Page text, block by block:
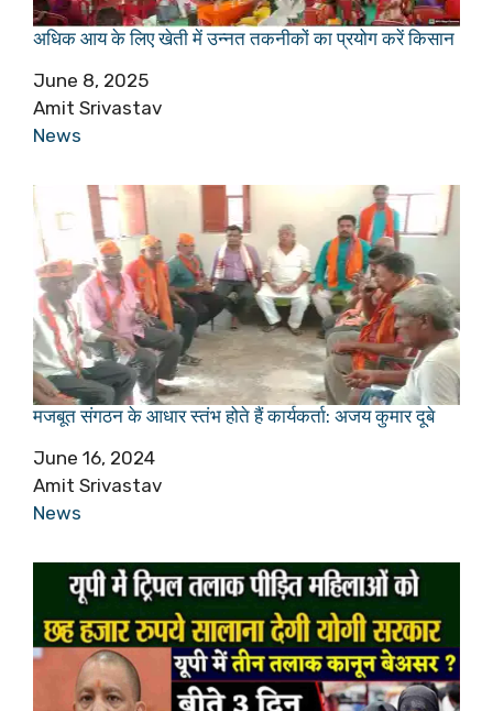
अधिक आय के लिए खेती में उन्नत तकनीकों का प्रयोग करें किसान
Date
June 8, 2025
Author
Amit Srivastav
In relation to
News
मजबूत संगठन के आधार स्तंभ होते हैं कार्यकर्ता: अजय कुमार दूबे
Date
June 16, 2024
Author
Amit Srivastav
In relation to
News